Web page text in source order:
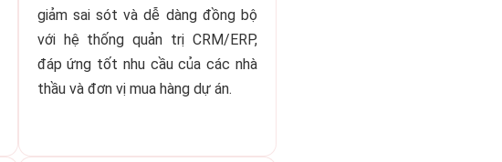
giảm sai sót và dễ dàng đồng bộ
với hệ thống quản trị CRM/ERP,
đáp ứng tốt nhu cầu của các nhà
thầu và đơn vị mua hàng dự án.